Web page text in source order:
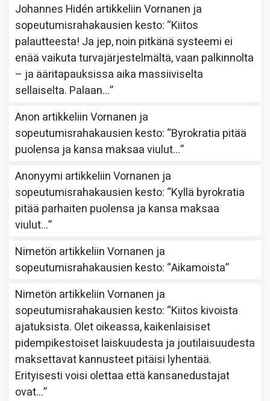
Johannes Hidén artikkeliinVornanen ja
sopeutumisrahakausien kesto: “Kiitos
palautteesta! Ja jep, noin pitkänä systeemi ei
enää vaikuta turvajärjestelmältä, vaan palkinnolta
– ja ääritapauksissa aika massiiviselta
sellaiselta. Palaan…”
Anon artikkeliinVornanen ja
sopeutumisrahakausien kesto: “Byrokratia pitää
puolensa ja kansa maksaa viulut…”
Anonyymi artikkeliinVornanen ja
sopeutumisrahakausien kesto: “Kyllä byrokratia
pitää parhaiten puolensa ja kansa maksaa
viulut…”
Nimetön artikkeliinVornanen ja
sopeutumisrahakausien kesto: “Aikamoista”
Nimetön artikkeliinVornanen ja
sopeutumisrahakausien kesto: “Kiitos kivoista
ajatuksista. Olet oikeassa, kaikenlaisiset
pidempikestoiset laiskuudesta ja joutilaisuudesta
maksettavat kannusteet pitäisi lyhentää.
Erityisesti voisi olettaa että kansanedustajat
ovat…”